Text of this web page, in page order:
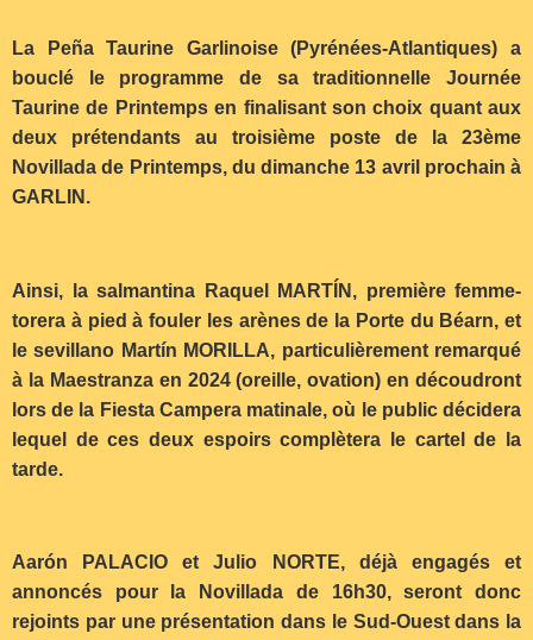
La Peña Taurine Garlinoise (Pyrénées-Atlantiques) a
bouclé le programme de sa traditionnelle Journée
Taurine de Printemps en finalisant son choix quant aux
deux prétendants au troisième poste de la 23ème
Novillada de Printemps, du dimanche 13 avril prochain à
GARLIN.
Ainsi, la salmantina Raquel MARTÍN, première femme-
torera à pied à fouler les arènes de la Porte du Béarn, et
le sevillano Martín MORILLA, particulièrement remarqué
à la Maestranza en 2024 (oreille, ovation) en découdront
lors de la Fiesta Campera matinale, où le public décidera
lequel de ces deux espoirs complètera le cartel de la
tarde.
Aarón PALACIO et Julio NORTE, déjà engagés et
annoncés pour la Novillada de 16h30, seront donc
rejoints par une présentation dans le Sud-Ouest dans la